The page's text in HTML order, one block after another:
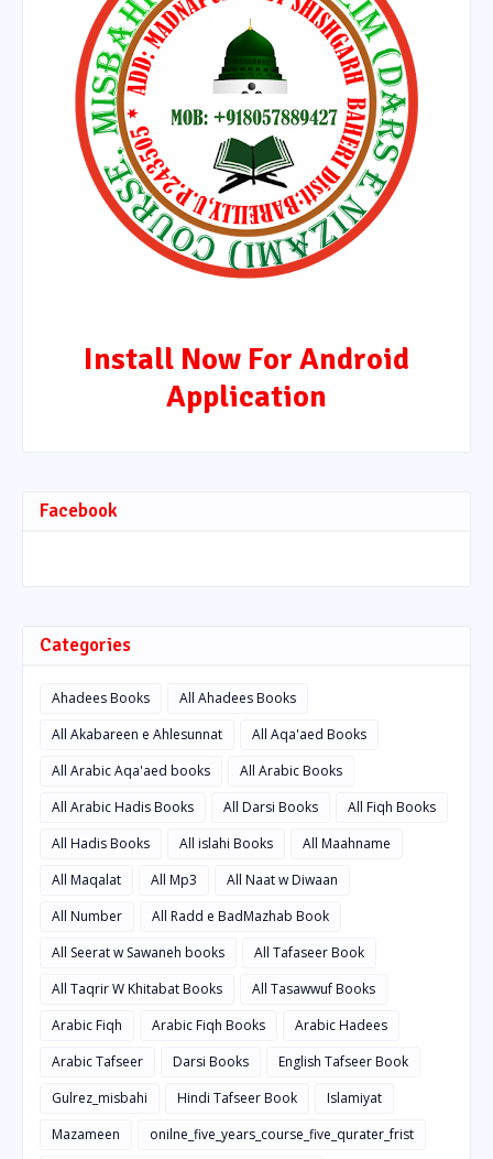
Install Now For Android
Application
Facebook
Categories
Ahadees Books
All Ahadees Books
All Akabareen e Ahlesunnat
All Aqa'aed Books
All Arabic Aqa'aed books
All Arabic Books
All Arabic Hadis Books
All Darsi Books
All Fiqh Books
All Hadis Books
All islahi Books
All Maahname
All Maqalat
All Mp3
All Naat w Diwaan
All Number
All Radd e BadMazhab Book
All Seerat w Sawaneh books
All Tafaseer Book
All Taqrir W Khitabat Books
All Tasawwuf Books
Arabic Fiqh
Arabic Fiqh Books
Arabic Hadees
Arabic Tafseer
Darsi Books
English Tafseer Book
Gulrez_misbahi
Hindi Tafseer Book
Islamiyat
Mazameen
onilne_five_years_course_five_qurater_frist